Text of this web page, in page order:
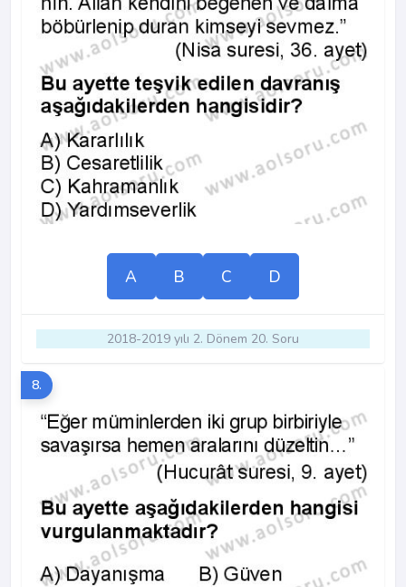
A B C D
2018-2019 yılı 2. Dönem 20. Soru
8.